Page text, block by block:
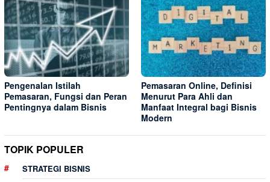
Pengenalan Istilah
Pemasaran, Fungsi dan Peran
Pentingnya dalam Bisnis
Pemasaran Online, Definisi
Menurut Para Ahli dan
Manfaat Integral bagi Bisnis
Modern
TOPIK POPULER
STRATEGI BISNIS